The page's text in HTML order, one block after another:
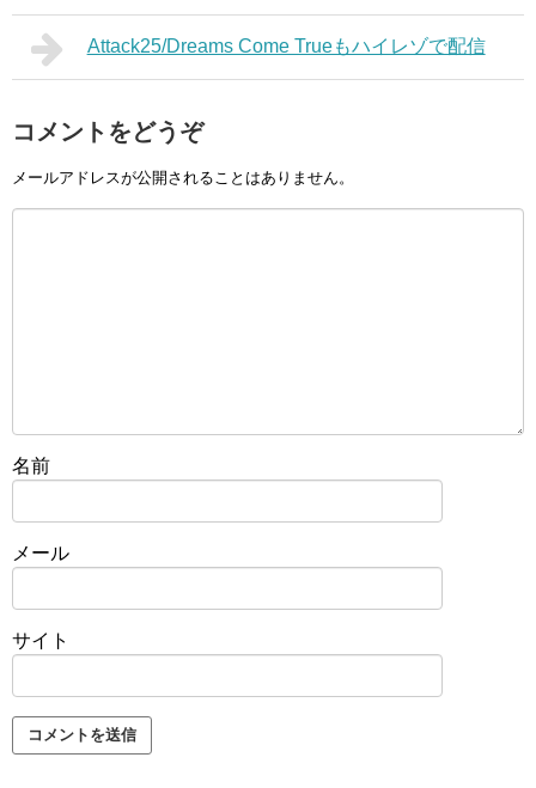
Attack25/Dreams Come Trueもハイレゾで配信
コメントをどうぞ
メールアドレスが公開されることはありません。
名前
メール
サイト